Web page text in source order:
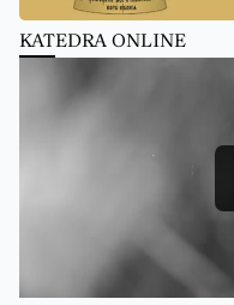
KATEDRA ONLINE